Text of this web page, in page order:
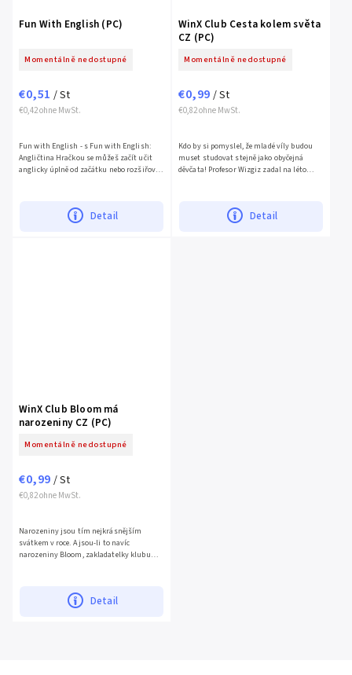
Fun With English (PC)
Momentálně nedostupné
€0,42 ohne MwSt.
€0,51 / St
Detail
Fun with English - s Fun with English:
Angličtina Hračkou se můžeš začít učit
anglicky úplně od začátku nebo rozšiřovat
WinX Club Cesta kolem světa
CZ (PC)
Momentálně nedostupné
€0,82 ohne MwSt.
€0,99 / St
Detail
Kdo by si pomyslel, že mladé víly budou
muset studovat stejně jako obyčejná
děvčata! Profesor Wizgiz zadal na léto
WinX Club Bloom má
narozeniny CZ (PC)
Momentálně nedostupné
€0,82 ohne MwSt.
€0,99 / St
Detail
Narozeniny jsou tím nejkrásnějším
svátkem v roce. A jsou-li to navíc
narozeniny Bloom, zakladatelky klubu